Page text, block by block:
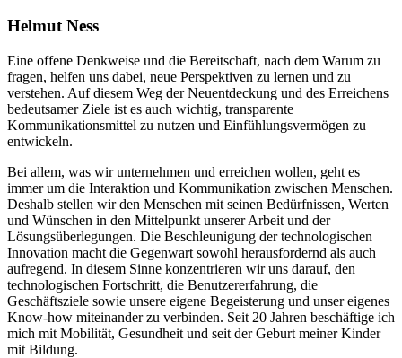
Helmut Ness
Eine offene Denkweise und die Bereitschaft, nach dem Warum zu
fragen, helfen uns dabei, neue Perspektiven zu lernen und zu
verstehen. Auf diesem Weg der Neuentdeckung und des Erreichens
bedeutsamer Ziele ist es auch wichtig, transparente
Kommunikationsmittel zu nutzen und Einfühlungsvermögen zu
entwickeln.
Bei allem, was wir unternehmen und erreichen wollen, geht es
immer um die Interaktion und Kommunikation zwischen Menschen.
Deshalb stellen wir den Menschen mit seinen Bedürfnissen, Werten
und Wünschen in den Mittelpunkt unserer Arbeit und der
Lösungsüberlegungen. Die Beschleunigung der technologischen
Innovation macht die Gegenwart sowohl herausfordernd als auch
aufregend. In diesem Sinne konzentrieren wir uns darauf, den
technologischen Fortschritt, die Benutzererfahrung, die
Geschäftsziele sowie unsere eigene Begeisterung und unser eigenes
Know-how miteinander zu verbinden. Seit 20 Jahren beschäftige ich
mich mit Mobilität, Gesundheit und seit der Geburt meiner Kinder
mit Bildung.